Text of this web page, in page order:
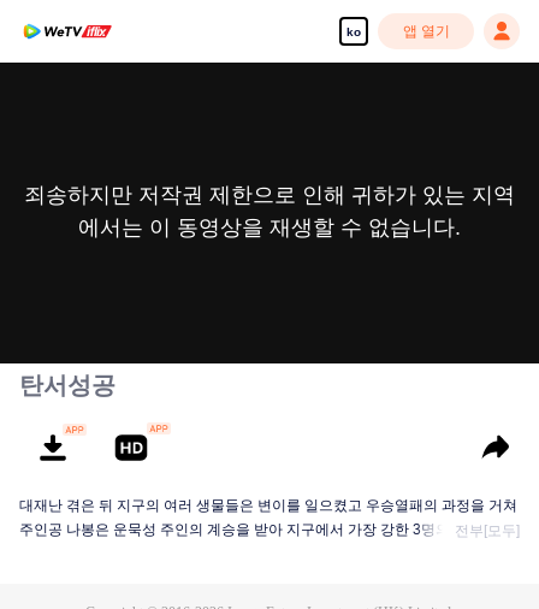
ko 앱 열기
죄송하지만 저작권 제한으로 인해 귀하가 있는 지역
에서는 이 동영상을 재생할 수 없습니다.
탄서성공
대재난 겪은 뒤 지구의 여러 생물들은 변이를 일으켰고 우승열패의 과정을 거쳐
주인공 나봉은 운묵성 주인의 계승을 받아 지구에서 가장 강한 3명의 인간 중 한
전부[모두]